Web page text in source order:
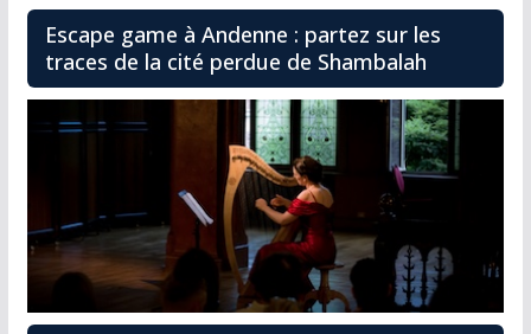
Escape game à Andenne : partez sur les
traces de la cité perdue de Shambalah